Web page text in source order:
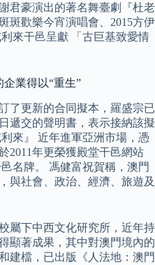
君豪演出的著名舞臺劇『杜老
斑歡樂今宵演唱會、2015方伊
來干邑呈獻 「古巨基致愛情
業得以“重生”
了更新的合同擬本，羅盛宗已
遞交的聲明書，表示接納該擬
來』 近年進軍亞洲市場，憑
2011年更榮獲殿堂干邑網站
名牌。 馮健富祝賀稱，澳門
與社會、政治、經濟、旅遊及
屬下中西文化研究所，近年持
顯著成果，其中對澳門境內的
建檔，已出版《人法地：澳門